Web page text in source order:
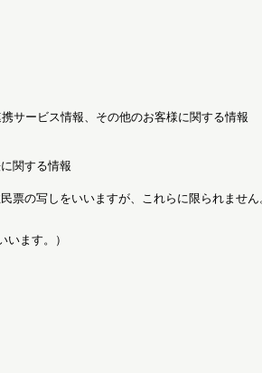
サービス情報、その他のお客様に関する情報
関する情報
票の写しをいいますが、これらに限られませ
ます。）